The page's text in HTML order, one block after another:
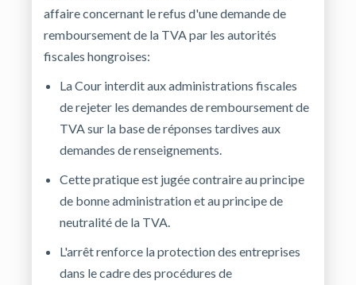
affaire concernant le refus d'une demande de
remboursement de la TVA par les autorités
fiscales hongroises:
La Cour interdit aux administrations fiscales
de rejeter les demandes de remboursement de
TVA sur la base de réponses tardives aux
demandes de renseignements.
Cette pratique est jugée contraire au principe
de bonne administration et au principe de
neutralité de la TVA.
L'arrêt renforce la protection des entreprises
dans le cadre des procédures de